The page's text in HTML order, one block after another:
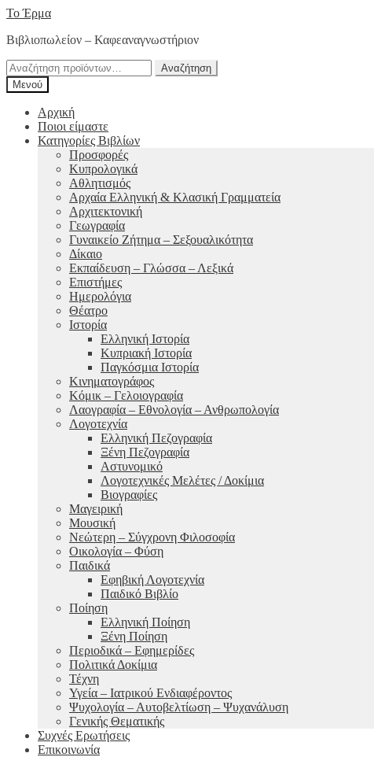
Απευθείας
στην
Μετάβαση
περιεχόμενο
Το Έρμα
Βιβλιοπωλείον – Καφεαναγνωστήριον
Αναζήτηση
για:
Αναζήτηση
Μενού
Αρχική
Ποιοι είμαστε
Κατηγορίες Βιβλίων
Προσφορές
Κυπρολογικά
Αθλητισμός
Αρχαία Ελληνική & Κλασική Γραμματεία
Αρχιτεκτονική
Γεωγραφία
Γυναικείο Ζήτημα – Σεξουαλικότητα
Δίκαιο
Εκπαίδευση – Γλώσσα – Λεξικά
Επιστήμες
Ημερολόγια
Θέατρο
Ιστορία
Ελληνική Ιστορία
Κυπριακή Ιστορία
Παγκόσμια Ιστορία
Κινηματογράφος
Κόμικ – Γελοιογραφία
Λαογραφία – Εθνολογία – Ανθρωπολογία
Λογοτεχνία
Ελληνική Πεζογραφία
Ξένη Πεζογραφία
Αστυνομικό
Λογοτεχνικές Μελέτες / Δοκίμια
Βιογραφίες
Μαγειρική
Μουσική
Νεώτερη – Σύγχρονη Φιλοσοφία
Οικολογία – Φύση
Παιδικά
Εφηβική Λογοτεχνία
Παιδικό Βιβλίο
Ποίηση
Ελληνική Ποίηση
Ξένη Ποίηση
Περιοδικά – Εφημερίδες
Πολιτικά Δοκίμια
Τέχνη
Υγεία – Ιατρικού Ενδιαφέροντος
Ψυχολογία – Αυτοβελτίωση – Ψυχανάλυση
Γενικής Θεματικής
Συχνές Ερωτήσεις
Επικοινωνία